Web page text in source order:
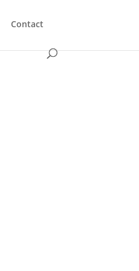
Contact